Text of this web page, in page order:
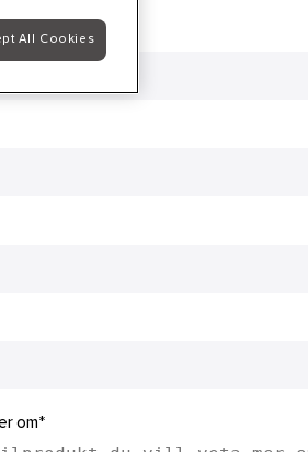
om*
All Cookies